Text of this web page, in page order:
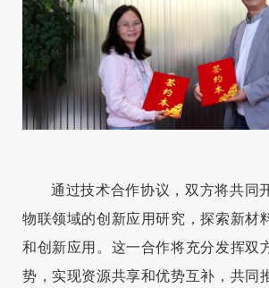
通过技术合作协议，双方将共同
物联领域的创新应用研究，探索新材
和创新应用。这一合作将充分发挥双
势，实现资源共享和优势互补，共同